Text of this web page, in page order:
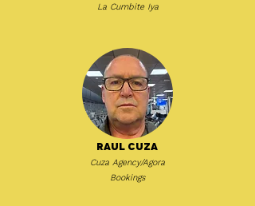
La Cumbite Iya
Raul Cuza
Cuza Agency/Agora
Bookings